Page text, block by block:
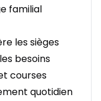
familial
les sièges
besoins
courses
quotidien